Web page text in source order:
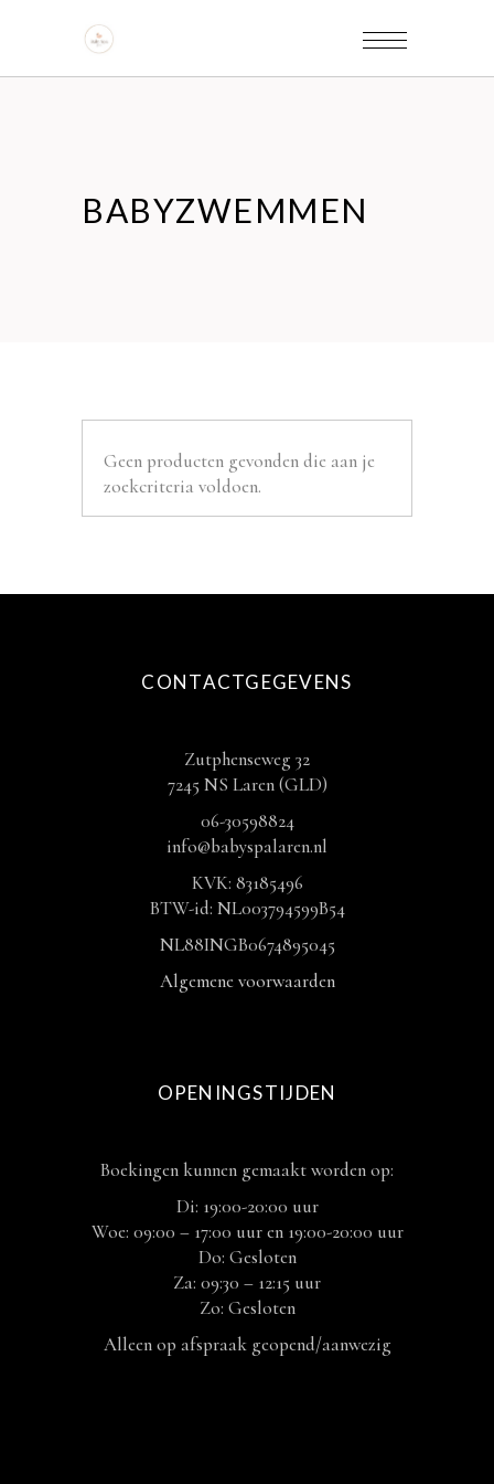
BABYZWEMMEN
Geen producten gevonden die aan je
zoekcriteria voldoen.
CONTACTGEGEVENS
Zutphenseweg 32
7245 NS Laren (GLD)
06-30598824
info@babyspalaren.nl
KVK: 83185496
BTW-id: NL003794599B54
NL88INGB0674895045
Algemene voorwaarden
OPENINGSTIJDEN
Boekingen kunnen gemaakt worden op:
Di: 19:00-20:00 uur
Woe: 09:00 – 17:00 uur en 19:00-20:00 uur
Do: Gesloten
Za: 09:30 – 12:15 uur
Zo: Gesloten
Alleen op afspraak geopend/aanwezig